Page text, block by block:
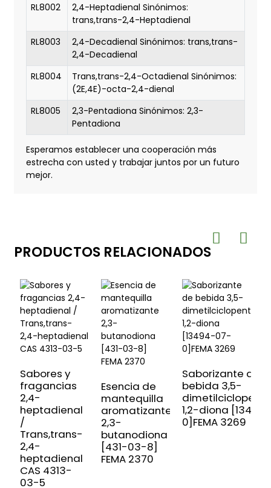
RL8002
2,4-Heptadienal Sinónimos:
trans,trans-2,4-Heptadienal
RL8003
2,4-Decadienal Sinónimos: trans,trans-
2,4-Decadienal
RL8004
Trans,trans-2,4-Octadienal Sinónimos:
(2E,4E)-octa-2,4-dienal
RL8005
2,3-Pentadiona Sinónimos: 2,3-
Pentadiona
Esperamos establecer una cooperación más
estrecha con usted y trabajar juntos por un futuro
mejor.
PRODUCTOS RELACIONADOS
Sabores y
fragancias
2,4-
heptadienal
/
Trans,trans-
2,4-
heptadienal
CAS 4313-
03-5
Esencia de
mantequilla
aromatizante
2,3-
butanodiona
[431-03-8]
FEMA 2370
Saborizante de
bebida 3,5-
1,2-diona
0]FEMA 3269